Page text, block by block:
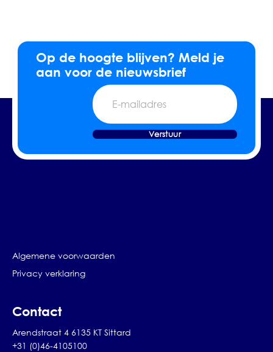
Op de hoogte blijven? Meld je
aan voor de nieuwsbrief
E-
mailadres
Verstuur
Algemene voorwaarden
Privacy verklaring
Contact
Arendstraat 4 6135 KT Sittard
+31 (0)46-4105100